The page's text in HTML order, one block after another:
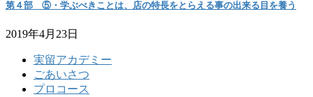
第４部 ⑤・学ぶべきことは、店の特長をとらえる事の出来る目を養う
2019年4月23日
実留アカデミー
ごあいさつ
プロコース